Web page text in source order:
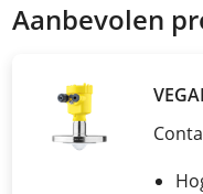
Aanbevolen